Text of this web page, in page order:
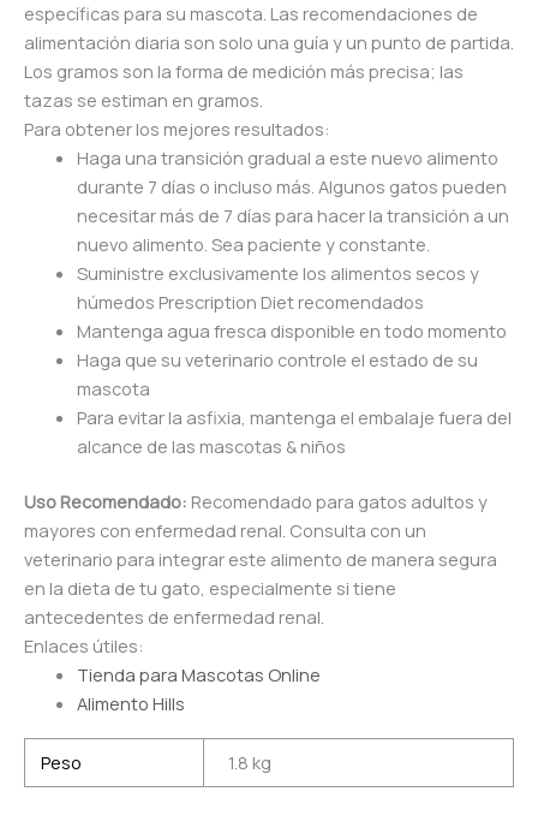
específicas para su mascota. Las recomendaciones de
alimentación diaria son solo una guía y un punto de partida.
Los gramos son la forma de medición más precisa; las
tazas se estiman en gramos.
Para obtener los mejores resultados:
Haga una transición gradual a este nuevo alimento
durante 7 días o incluso más. Algunos gatos pueden
necesitar más de 7 días para hacer la transición a un
nuevo alimento. Sea paciente y constante.
Suministre exclusivamente los alimentos secos y
húmedos Prescription Diet recomendados
Mantenga agua fresca disponible en todo momento
Haga que su veterinario controle el estado de su
mascota
Para evitar la asfixia, mantenga el embalaje fuera del
alcance de las mascotas & niños
Uso Recomendado: Recomendado para gatos adultos y
mayores con enfermedad renal. Consulta con un
veterinario para integrar este alimento de manera segura
en la dieta de tu gato, especialmente si tiene
antecedentes de enfermedad renal.
Enlaces útiles:
Tienda para Mascotas Online
Alimento Hills
Peso 1.8 kg